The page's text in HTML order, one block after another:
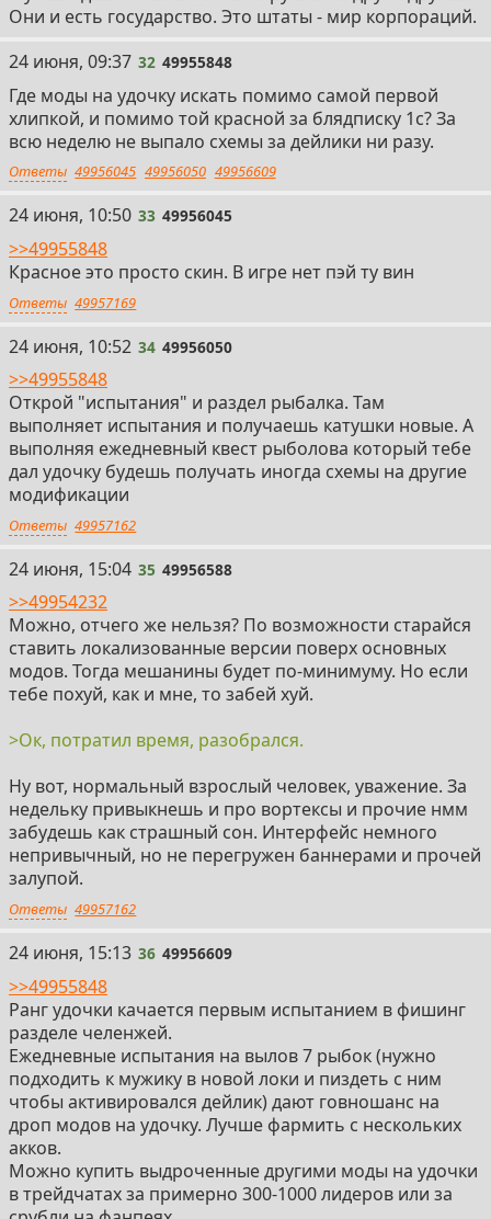
Они и есть государство. Это штаты - мир корпораций.
32
24 июня, 09:37 32 49955848
Где моды на удочку искать помимо самой первой
хлипкой, и помимо той красной за блядписку 1с? За
всю неделю не выпало схемы за дейлики ни разу.
Ответы 49956045 49956050 49956609
33
24 июня, 10:50 33 49956045
>>49955848
Красное это просто скин. В игре нет пэй ту вин
Ответы 49957169
34
24 июня, 10:52 34 49956050
>>49955848
Открой "испытания" и раздел рыбалка. Там
выполняет испытания и получаешь катушки новые. А
выполняя ежедневный квест рыболова который тебе
дал удочку будешь получать иногда схемы на другие
модификации
Ответы 49957162
35
24 июня, 15:04 35 49956588
>>49954232
Можно, отчего же нельзя? По возможности старайся
ставить локализованные версии поверх основных
модов. Тогда мешанины будет по-минимуму. Но если
тебе похуй, как и мне, то забей хуй.
>Ок, потратил время, разобрался.
Ну вот, нормальный взрослый человек, уважение. За
недельку привыкнешь и про вортексы и прочие нмм
забудешь как страшный сон. Интерфейс немного
непривычный, но не перегружен баннерами и прочей
залупой.
Ответы 49957162
36
24 июня, 15:13 36 49956609
>>49955848
Ранг удочки качается первым испытанием в фишинг
разделе челенжей.
Ежедневные испытания на вылов 7 рыбок (нужно
подходить к мужику в новой локи и пиздеть с ним
чтобы активировался дейлик) дают говношанс на
дроп модов на удочку. Лучше фармить с нескольких
акков.
Можно купить выдроченные другими моды на удочки
в трейдчатах за примерно 300-1000 лидеров или за